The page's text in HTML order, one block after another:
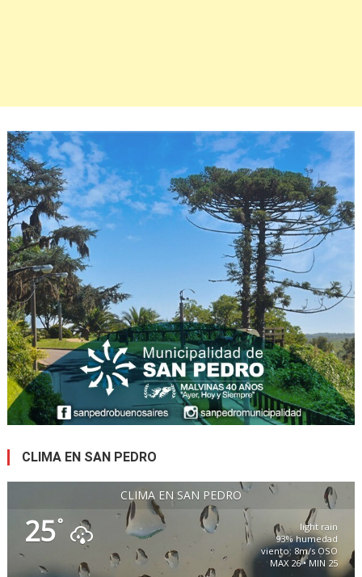
CLIMA EN SAN PEDRO
CLIMA EN SAN PEDRO
25°
light rain
93% humedad
viento: 8m/s OSO
MAX 26 • MIN 25